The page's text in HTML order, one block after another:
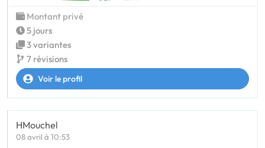
Montant privé
5 jours
3 variantes
7 révisions
Voir le profil
HMouchel
08 avril à 10:53